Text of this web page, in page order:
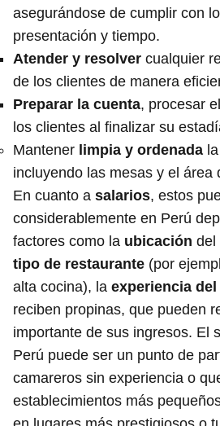
asegurándose de cumplir con
presentación y tiempo.
Atender y resolver cualquier
de los clientes de manera
Preparar la cuenta, procesar
los clientes al finalizar su
Mantener limpia y ordenada
incluyendo las mesas y el área
En cuanto a salarios, estos
considerablemente en Perú
factores como la ubicación del
tipo de restaurante (por
alta cocina), la experiencia
reciben propinas, que pueden
importante de sus ingresos. El
Perú puede ser un punto de
camareros sin experiencia o
establecimientos más